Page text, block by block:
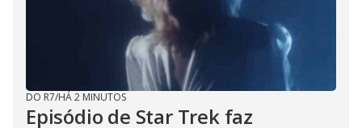
DO R7/HÁ 2 MINUTOS
Episódio de Star Trek faz